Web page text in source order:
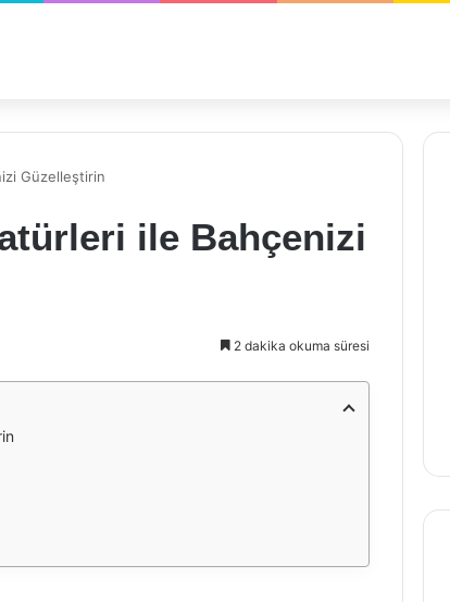
Güzelleştirin
ile Bahçenizi
2 dakika okuma süresi